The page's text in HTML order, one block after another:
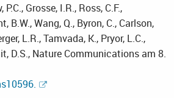
Grosse, I.R., Ross, C.F.,
B.W., Wang, Q., Byron, C., Carlson,
L.R., Tamvada, K., Pryor, L.C.,
D.S., Nature Communications am 8.